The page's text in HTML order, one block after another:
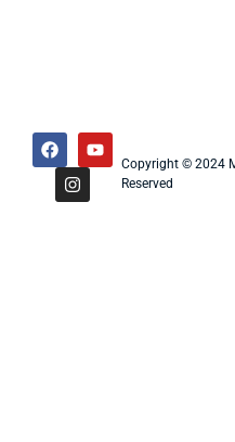
Copyright © 2024
Reserved